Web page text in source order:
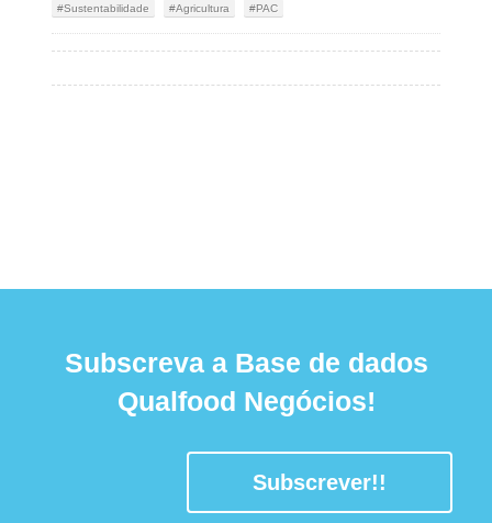
Sustentabilidade Agricultura PAC
Subscreva a Base de dados
Qualfood Negócios!
Subscrever!!